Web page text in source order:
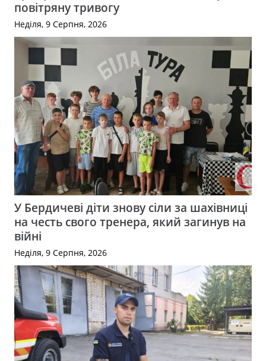
повітряну тривогу
Неділя, 9 Серпня, 2026
У Бердичеві діти знову сіли за шахівниці
на честь свого тренера, який загинув на
війні
Неділя, 9 Серпня, 2026